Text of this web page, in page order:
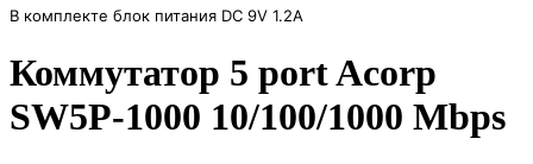
В комплекте блок питания DC 9V 1.2A
Коммутатор 5 port Acorp
SW5P-1000 10/100/1000 Mbps